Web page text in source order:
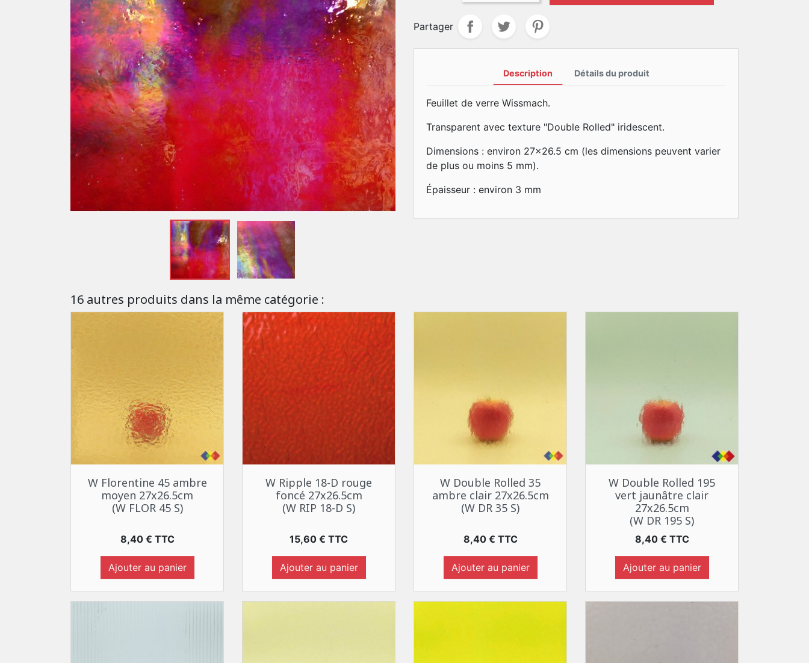
Partager
Description Détails du produit
Feuillet de verre Wissmach.
Transparent avec texture "Double Rolled" iridescent.
Dimensions : environ 27x26.5 cm (les dimensions peuvent varier
de plus ou moins 5 mm).
Épaisseur : environ 3 mm
16 autres produits dans la même catégorie :
Aperçu rapide
W Florentine 45 ambre
moyen 27x26.5cm
(W FLOR 45 S)
Prix
8,40 € TTC
Ajouter au panier
 Aperçu rapide
W Ripple 18-D rouge
foncé 27x26.5cm
(W RIP 18-D S)
Prix
15,60 € TTC
Ajouter au panier
Aperçu rapide
W Double Rolled 35
ambre clair 27x26.5cm
(W DR 35 S)
Prix
8,40 € TTC
Ajouter au panier
Aperçu rapide
W Double Rolled 195
vert jaunâtre clair
27x26.5cm
(W DR 195 S)
Prix
8,40 € TTC
Ajouter au panier